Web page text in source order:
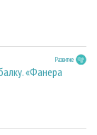
Развитие
«Фанера